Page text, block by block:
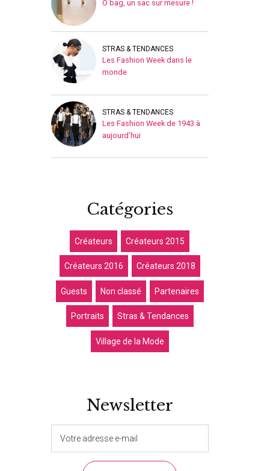
O bag, un sac sur mesure !
STRAS & TENDANCES
Les Fashion Week dans le
monde
STRAS & TENDANCES
Les Fashion Week de 1943 à
aujourd’hui
Catégories
Créateurs Créateurs 2015
Créateurs 2016 Créateurs 2018
Guests Non classé Partenaires
Portraits Stras & Tendances
Village de la Mode
Newsletter